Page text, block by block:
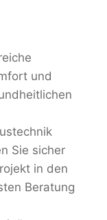
und
Sie sicher
in den
Beratung